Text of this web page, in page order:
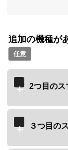
追加の機種が
任意
2つ目のス
３つ目の